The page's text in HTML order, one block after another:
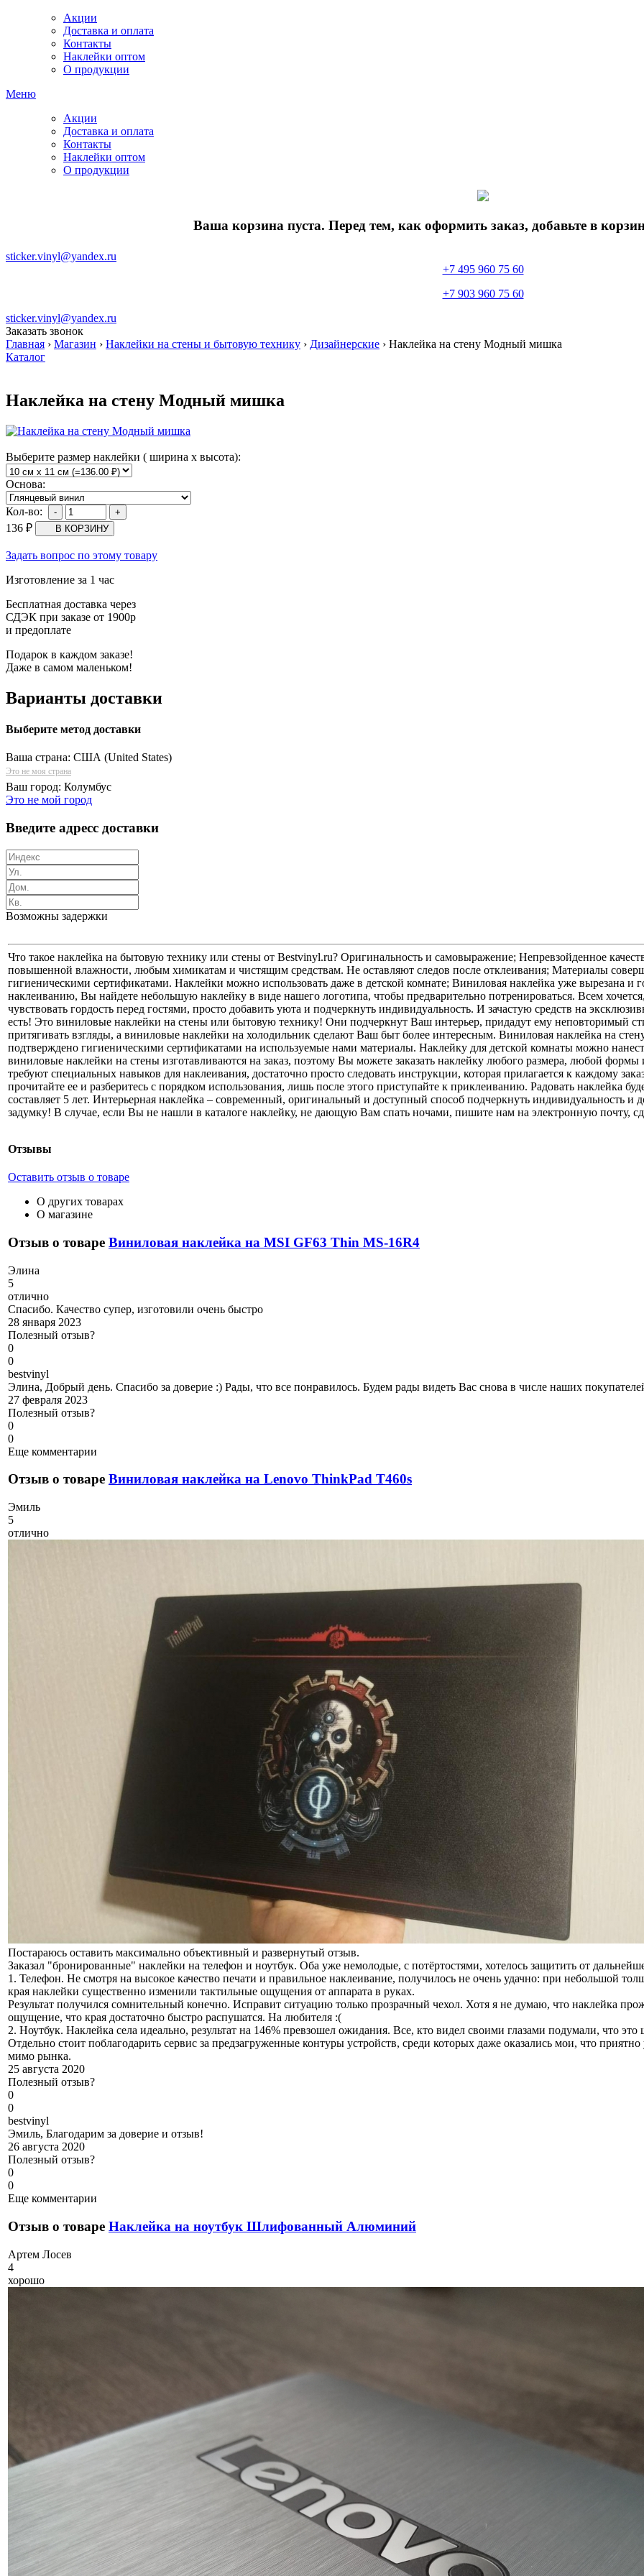
Акции
Доставка и оплата
Контакты
Наклейки оптом
О продукции
Меню
Акции
Доставка и оплата
Контакты
Наклейки оптом
О продукции
Ваша корзина пуста. Перед тем, как оформить заказ, добавьте в
sticker.vinyl@yandex.ru
+7 495 960 75 60
+7 903 960 75 60
sticker.vinyl@yandex.ru
Заказать звонок
Главная › Магазин › Наклейки на стены и бытовую технику › Дизайнерские › Наклейка на стену Модный мишка
Каталог
Наклейка на стену Модный мишка
Выберите размер наклейки ( ширина х высота):
Основа:
Кол-во:
136 ₽
Задать вопрос по этому товару
Изготовление за 1 час
Бесплатная доставка через
СДЭК при заказе от 1900р
и предоплате
Подарок в каждом заказе!
Даже в самом маленьком!
Варианты доставки
Выберите метод доставки
Ваша страна: США (United States)
Это не моя страна
Ваш город: Колумбус
Это не мой город
Введите адресс доставки
Возможны задержки
Что такое наклейка на бытовую технику или стены от Bestvinyl.ru? Оригинальность и самовыражение; Непревзойденное
повышенной влажности, любым химикатам и чистящим средствам. Не оставляют следов после отклеивания; Материалы
гигиеническими сертификатами. Наклейки можно использовать даже в детской комнате; Виниловая наклейка уже вырезана
наклеиванию, Вы найдете небольшую наклейку в виде нашего логотипа, чтобы предварительно потренироваться. Всем
чувствовать гордость перед гостями, просто добавить уюта и подчеркнуть индивидуальность. И зачастую средств на
есть! Это виниловые наклейки на стены или бытовую технику! Они подчеркнут Ваш интерьер, придадут ему неповторимый
притягивать взгляды, а виниловые наклейки на холодильник сделают Ваш быт более интересным. Виниловая наклейка на
подтверждено гигиеническими сертификатами на используемые нами материалы. Наклейку для детской комнаты можно
виниловые наклейки на стены изготавливаются на заказ, поэтому Вы можете заказать наклейку любого размера, любой
требуют специальных навыков для наклеивания, достаточно просто следовать инструкции, которая прилагается к каждому
прочитайте ее и разберитесь с порядком использования, лишь после этого приступайте к приклеиванию. Радовать наклейка
составляет 5 лет. Интерьерная наклейка – современный, оригинальный и доступный способ подчеркнуть
задумку! В случае, если Вы не нашли в каталоге наклейку, не дающую Вам спать ночами, пишите нам на электронную почту,
Отзывы
Оставить отзыв о товаре
О других товарах
О магазине
Отзыв о товаре Виниловая наклейка на MSI GF63 Thin MS-16R4
Элина
5
отлично
Спасибо. Качество супер, изготовили очень быстро
28 января 2023
Полезный отзыв?
0
0
bestvinyl
Элина, Добрый день. Спасибо за доверие :) Рады, что все понравилось. Будем рады видеть Вас снова в числе наших
27 февраля 2023
Полезный отзыв?
0
0
Еще комментарии
Отзыв о товаре Виниловая наклейка на Lenovo ThinkPad T460s
Эмиль
5
отлично
Постараюсь оставить максимально объективный и развернутый отзыв.
Заказал "бронированные" наклейки на телефон и ноутбук. Оба уже немолодые, с потёртостями, хотелось защитить от
1. Телефон. Не смотря на высокое качество печати и правильное наклеивание, получилось не очень удачно: при небольшой
края наклейки существенно изменили тактильные ощущения от аппарата в руках.
Результат получился сомнительный конечно. Исправит ситуацию только прозрачный чехол. Хотя я не думаю, что наклейка
ощущение, что края достаточно быстро распушатся. На любителя :(
2. Ноутбук. Наклейка села идеально, результат на 146% превзошел ожидания. Все, кто видел своими глазами подумали, что
Отдельно стоит поблагодарить сервис за предзагруженные контуры устройств, среди которых даже оказались мои, что
мимо рынка.
25 августа 2020
Полезный отзыв?
0
0
bestvinyl
Эмиль, Благодарим за доверие и отзыв!
26 августа 2020
Полезный отзыв?
0
0
Еще комментарии
Отзыв о товаре Наклейка на ноутбук Шлифованный Алюминий
Артем Лосев
4
хорошо